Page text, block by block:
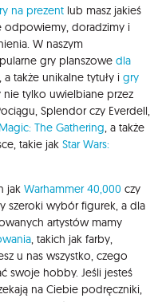
na prezent lub masz jakieś
odpowiemy, doradzimy i
W naszym
gry planszowe dla
, a także unikalne tytuły i gry
nie tylko uwielbiane przez
Splendor czy Everdell,
Magic: The Gathering , a także
takie jak Star Wars:
jak Warhammer 40,000 czy
szeroki wybór figurek, a dla
artystów mamy
, takich jak farby,
u nas wszystko, czego
swoje hobby. Jeśli jesteś
na Ciebie podręczniki,